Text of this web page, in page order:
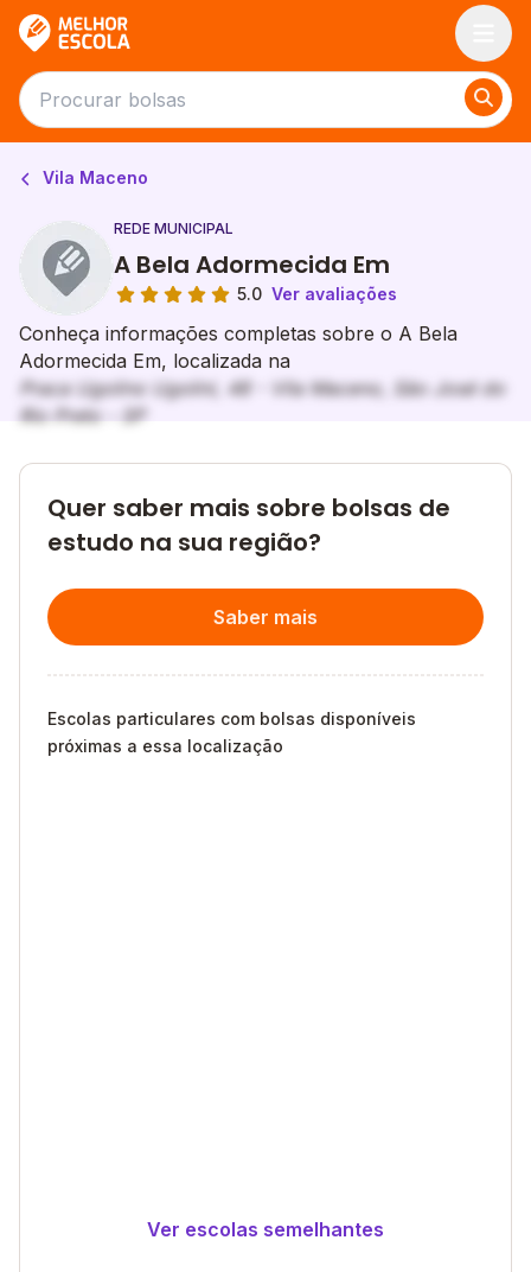
Vila Maceno
REDE MUNICIPAL
A Bela Adormecida Em
5.0 Ver avaliações
Conheça informações completas sobre o A Bela
Adormecida Em, localizada na
Praca Ugolino Ugolini, 48 - Vila Maceno, São José do
Rio Preto - SP
Quer saber mais sobre bolsas de
estudo na sua região?
Saber mais
Escolas particulares com bolsas disponíveis
próximas a essa localização
Ver escolas semelhantes